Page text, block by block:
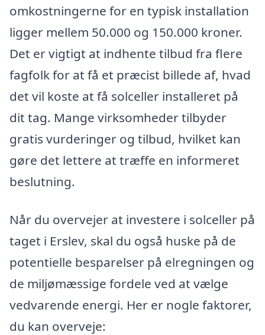
omkostningerne for en typisk installation
ligger mellem 50.000 og 150.000 kroner.
Det er vigtigt at indhente tilbud fra flere
fagfolk for at få et præcist billede af, hvad
det vil koste at få solceller installeret på
dit tag. Mange virksomheder tilbyder
gratis vurderinger og tilbud, hvilket kan
gøre det lettere at træffe en informeret
beslutning.
Når du overvejer at investere i solceller på
taget i Erslev, skal du også huske på de
potentielle besparelser på elregningen og
de miljømæssige fordele ved at vælge
vedvarende energi. Her er nogle faktorer,
du kan overveje: